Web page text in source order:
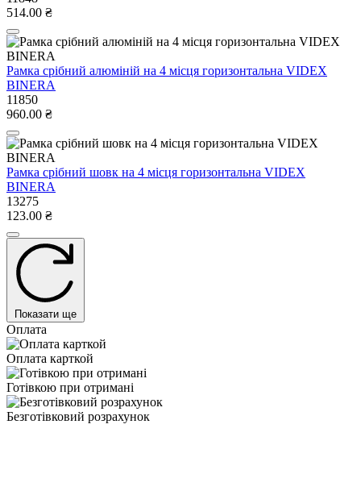
514.00 ₴
Рамка срібний алюміній на 4 місця горизонтальна VIDEX
BINERA
11850
960.00 ₴
Рамка срібний шовк на 4 місця горизонтальна VIDEX
BINERA
13275
123.00 ₴
Показати ще
Оплата
Оплата карткой
Готівкою при отримані
Безготівковий розрахунок